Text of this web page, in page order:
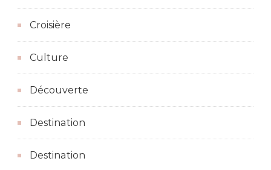
Croisière
Culture
Découverte
Destination
Destination